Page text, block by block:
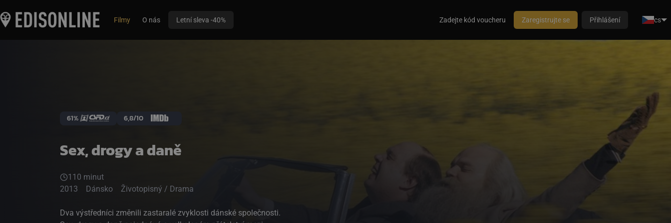
Filmy O nás Letní sleva -40% Zadejte kód voucheru Zaregistrujte se Přihlášení cs
Sex, drogy a daně
61% 6,8/10
110 minut
2013
Dánsko Životopisný / Drama
Dva výstředníci změnili zastaralé zvyklosti dánské společnosti.